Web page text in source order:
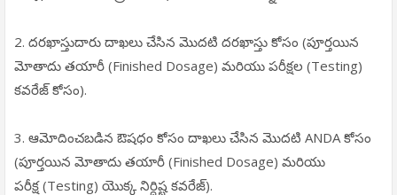
2. దరఖాస్తుదారు దాఖలు చేసిన మొదటి దరఖాస్తు కోసం (పూర్తయిన
మోతాదు తయారీ (Finished Dosage) మరియు పరీక్షల (Testing)
కవరేజ్ కోసం).
3. ఆమోదించబడిన ఔషధం కోసం దాఖలు చేసిన మొదటి ANDA కోసం
(పూర్తయిన మోతాదు తయారీ (Finished Dosage) మరియు
పరీక్ష (Testing) యొక్క నిర్దిష్ట కవరేజ్).